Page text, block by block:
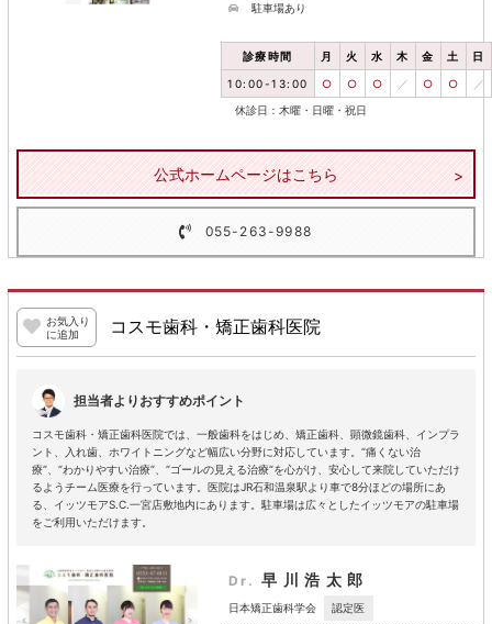
駐車場あり
診療時間 月 火 水 木 金 土 日
10:00-13:00 ○ ○ ○ ／ ○ ○ ／
休診日：木曜・日曜・祝日
公式ホームページはこちら
055-263-9988
お気入り
に追加
コスモ歯科・矯正歯科医院
担当者よりおすすめポイント
コスモ歯科・矯正歯科医院では、一般歯科をはじめ、矯正歯科、顕微鏡歯科、インプラ
ント、入れ歯、ホワイトニングなど幅広い分野に対応しています。“痛くない治
療“、“わかりやすい治療“、“ゴールの見える治療“を心がけ、安心して来院していただけ
るようチーム医療を行っています。医院はJR石和温泉駅より車で8分ほどの場所にあ
る、イッツモアS.C.一宮店敷地内にあります。駐車場は広々としたイッツモアの駐車場
をご利用いただけます。
Dr. 早川浩太郎
日本矯正歯科学会 認定医